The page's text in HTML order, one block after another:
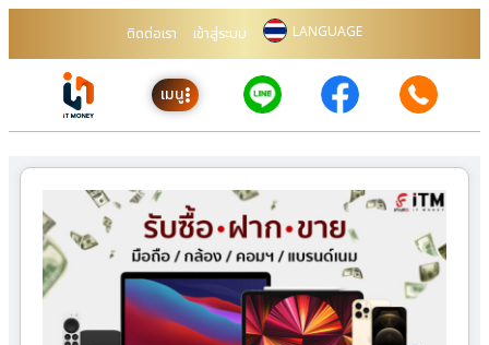
ติดต่อเรา เข้าสู่ระบบ LANGUAGE
เมนู